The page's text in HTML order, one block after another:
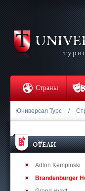
Страны
Юниверсал Турс /
Adlon Kempinski
Brandenburger